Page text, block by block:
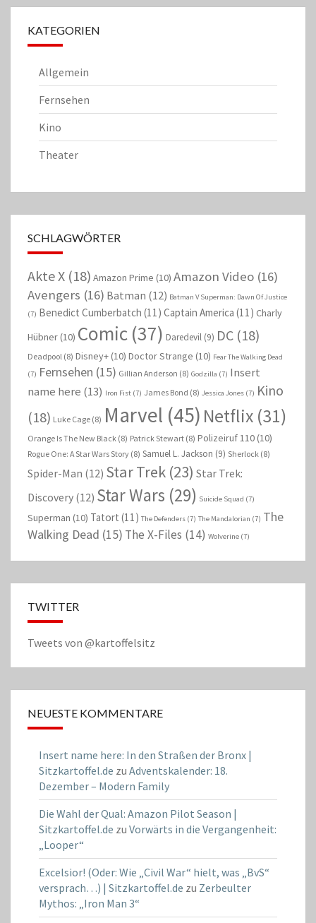
KATEGORIEN
Allgemein
Fernsehen
Kino
Theater
SCHLAGWÖRTER
Akte X (18) Amazon Prime (10) Amazon Video (16)
Avengers (16) Batman (12) Batman V Superman: Dawn Of Justice
(7) Benedict Cumberbatch (11) Captain America (11) Charly
Hübner (10) Comic (37) Daredevil (9) DC (18)
Deadpool (8) Disney+ (10) Doctor Strange (10) Fear The Walking Dead
(7) Fernsehen (15) Gillian Anderson (8) Godzilla (7) Insert
name here (13) Iron Fist (7) James Bond (8) Jessica Jones (7) Kino
(18) Luke Cage (8) Marvel (45) Netflix (31)
Orange Is The New Black (8) Patrick Stewart (8) Polizeiruf 110 (10)
Rogue One: A Star Wars Story (8) Samuel L. Jackson (9) Sherlock (8)
Spider-Man (12) Star Trek (23) Star Trek:
Discovery (12) Star Wars (29) Suicide Squad (7)
Superman (10) Tatort (11) The Defenders (7) The Mandalorian (7) The
Walking Dead (15) The X-Files (14) Wolverine (7)
TWITTER
Tweets von @kartoffelsitz
NEUESTE KOMMENTARE
Insert name here: In den Straßen der Bronx |
Sitzkartoffel.de zu Adventskalender: 18.
Dezember – Modern Family
Die Wahl der Qual: Amazon Pilot Season |
Sitzkartoffel.de zu Vorwärts in die Vergangenheit:
„Looper“
Excelsior! (Oder: Wie „Civil War“ hielt, was „BvS“
versprach…) | Sitzkartoffel.de zu Zerbeulter
Mythos: „Iron Man 3“